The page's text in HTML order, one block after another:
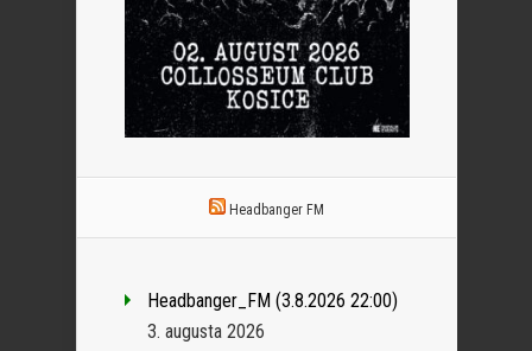
Headbanger FM
Headbanger_FM (3.8.2026 22:00)
3. augusta 2026